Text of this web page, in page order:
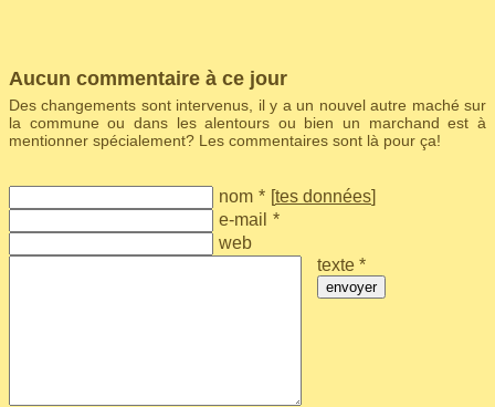
Aucun commentaire à ce jour
Des changements sont intervenus, il y a un nouvel autre maché sur
la commune ou dans les alentours ou bien un marchand est à
mentionner spécialement? Les commentaires sont là pour ça!
nom * [tes données]
e-mail *
web
texte *
envoyer